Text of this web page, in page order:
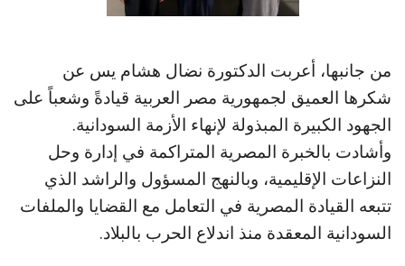
من جانبها، أعربت الدكتورة نضال هشام يس عن
شكرها العميق لجمهورية مصر العربية قيادةً وشعباً على
الجهود الكبيرة المبذولة لإنهاء الأزمة السودانية.
وأشادت بالخبرة المصرية المتراكمة في إدارة وحل
النزاعات الإقليمية، وبالنهج المسؤول والراشد الذي
تتبعه القيادة المصرية في التعامل مع القضايا والملفات
السودانية المعقدة منذ اندلاع الحرب بالبلاد.